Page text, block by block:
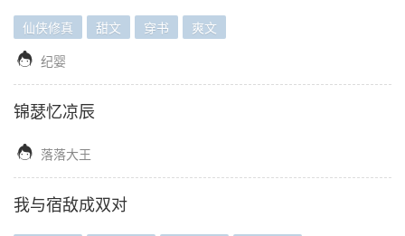
仙侠修真 甜文 穿书 爽文
 纪婴
锦瑟忆凉辰
 落落大王
我与宿敌成双对